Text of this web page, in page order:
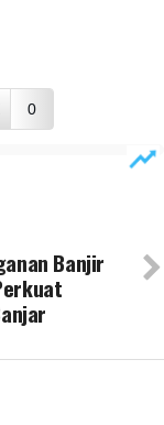
0
Banjir